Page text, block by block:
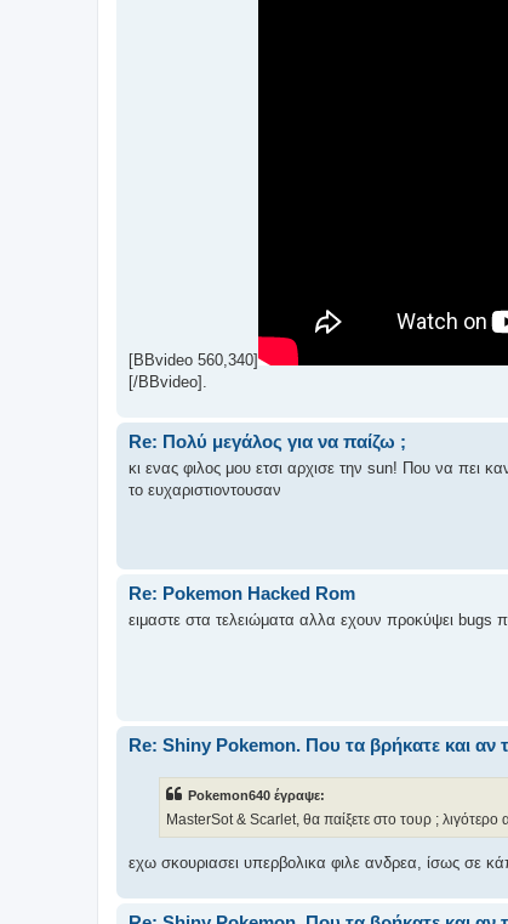
[BBvideo 560,340]
[/BBvideo].
Re: Πολύ μεγάλος για να παίζω ;
κι ενας φιλος μου ετσι αρχισε την sun! Που να πει
το ευχαριστιοντουσαν
Re: Pokemon Hacked Rom
ειμαστε στα τελειώματα αλλα εχουν προκύψει bugs
Re: Shiny Pokemon. Που τα βρήκατε και αν
Pokemon640 έγραψε:
MasterSot & Scarlet, θα παίξετε στο τουρ ; λιγότερο
εχω σκουριασει υπερβολικα φιλε ανδρεα, ίσως σε